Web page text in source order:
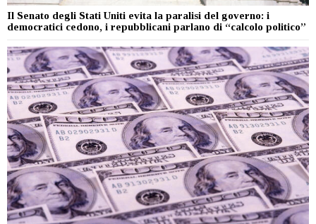
Il Senato degli Stati Uniti evita la paralisi del governo: i
democratici cedono, i repubblicani parlano di “calcolo politico”